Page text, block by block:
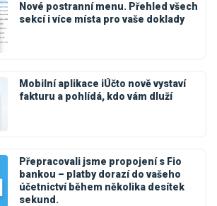
Nové postranní menu. Přehled všech
sekcí i více místa pro vaše doklady
Mobilní aplikace iÚčto nově vystaví
fakturu a pohlídá, kdo vám dluží
Přepracovali jsme propojení s Fio
bankou – platby dorazí do vašeho
účetnictví během několika desítek
sekund.